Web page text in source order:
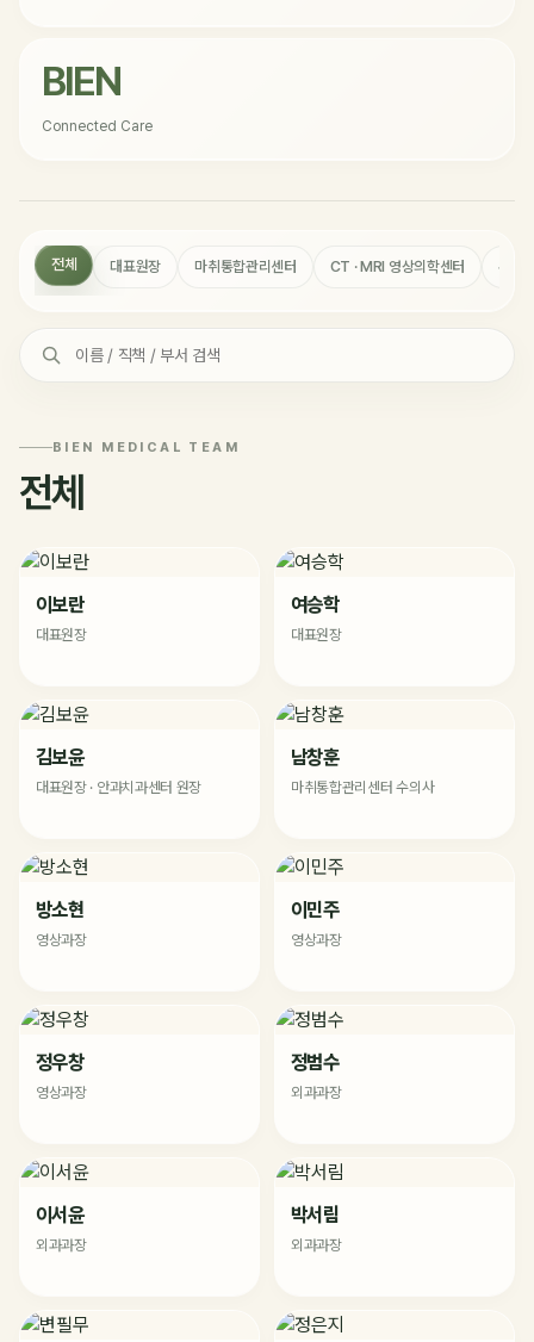
BIEN
Connected Care
전체 대표원장 마취통합관리센터 CT · MRI 영상의학센터 수술
BIEN MEDICAL TEAM
전체
이보란
대표원장
여승학
대표원장
김보윤
대표원장 · 안과치과센터 원장
남창훈
마취통합관리센터 수의사
방소현
영상과장
이민주
영상과장
정우창
영상과장
정범수
외과과장
이서윤
외과과장
박서림
외과과장